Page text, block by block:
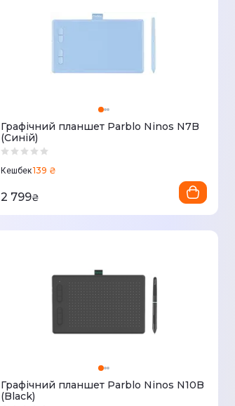
Графічний планшет Parblo Ninos N7B
(Синій)
Кешбек139 ₴
2 799₴
Графічний планшет Parblo Ninos N10B
(Black)